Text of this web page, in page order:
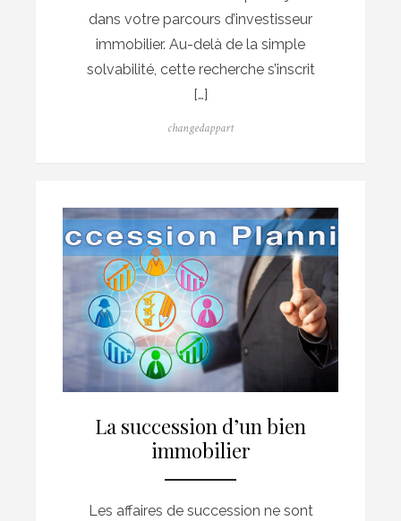
dans votre parcours d’investisseur
immobilier. Au-delà de la simple
solvabilité, cette recherche s’inscrit
[…]
Posted
Author
changedappart
La succession d’un bien
immobilier
Les affaires de succession ne sont